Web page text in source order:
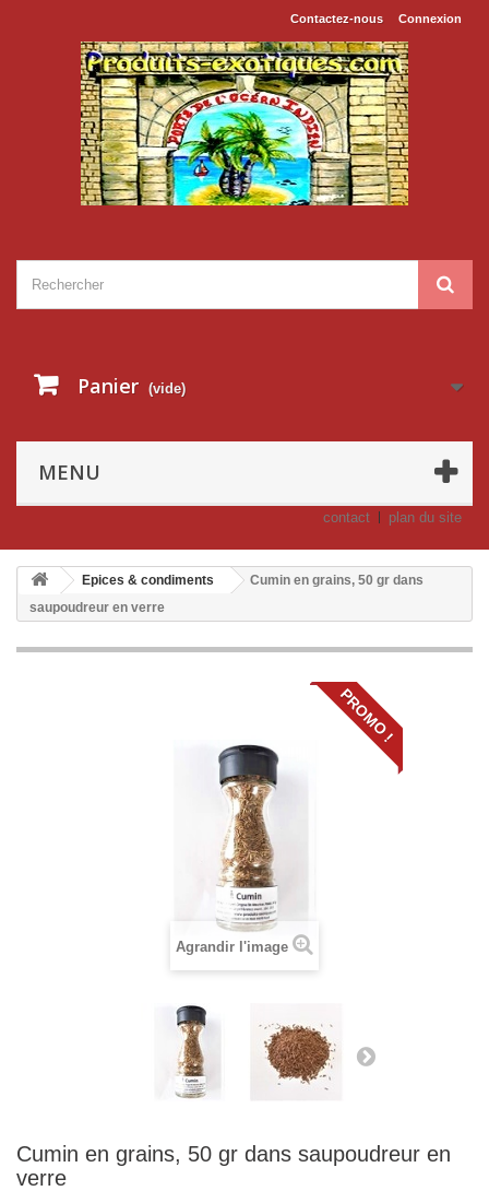
Connexion
Contactez-nous
Panier (vide)
MENU
contact plan du site
Epices & condiments
Cumin en grains, 50 gr dans
saupoudreur en verre
PROMO !
Agrandir l'image
Cumin en grains, 50 gr dans saupoudreur en
verre